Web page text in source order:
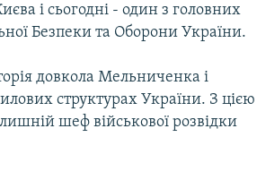
і сьогодні - один з головних
Безпеки та Оборони України.
довкола Мельниченка і
структурах України. З цією
шеф військової розвідки